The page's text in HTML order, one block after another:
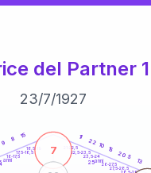
del Partner 1
23/7/1927
16-17,5
17,5-18,5
18,5-19
21-22,5
22,5-23,5
23,5-24
26-27,5
27,5-28,5
9
8 15 11
22 10
15
20 5
13
7
anni 25anni